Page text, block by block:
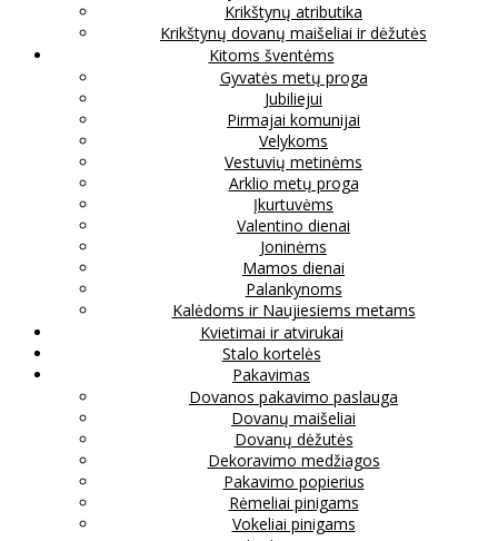
Krikštynų atributika
Krikštynų dovanų maišeliai ir dėžutės
Kitoms šventėms
Gyvatės metų proga
Jubiliejui
Pirmajai komunijai
Velykoms
Vestuvių metinėms
Arklio metų proga
Įkurtuvėms
Valentino dienai
Joninėms
Mamos dienai
Palankynoms
Kalėdoms ir Naujiesiems metams
Kvietimai ir atvirukai
Stalo kortelės
Pakavimas
Dovanos pakavimo paslauga
Dovanų maišeliai
Dovanų dėžutės
Dekoravimo medžiagos
Pakavimo popierius
Rėmeliai pinigams
Vokeliai pinigams